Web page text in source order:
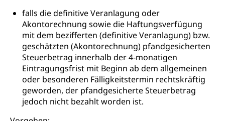
falls die definitive Veranlagung oder
Akontorechnung sowie die Haftungsverfügung
mit dem bezifferten (definitive Veranlagung) bzw.
geschätzten (Akontorechnung) pfandgesicherten
Steuerbetrag innerhalb der 4-monatigen
Eintragungsfrist mit Beginn ab dem allgemeinen
oder besonderen Fälligkeitstermin rechtskräftig
geworden, der pfandgesicherte Steuerbetrag
jedoch nicht bezahlt worden ist.